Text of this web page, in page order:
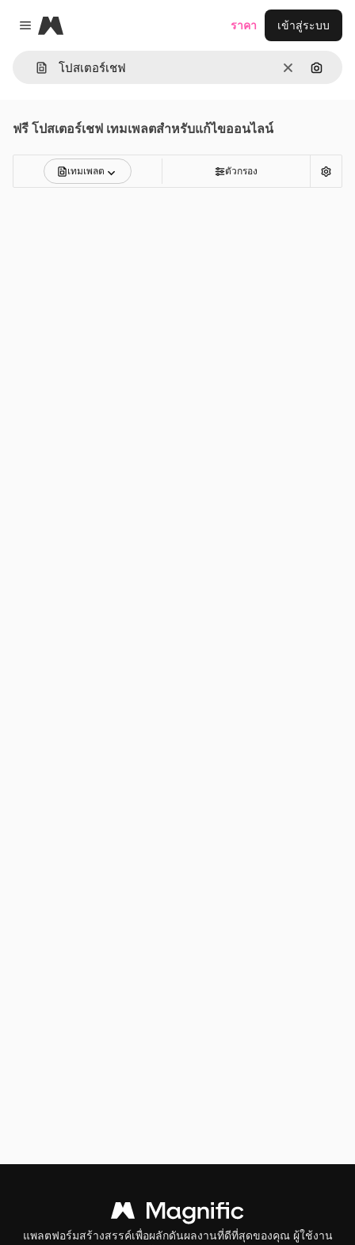
Close menu
Magnific
ชัดเจนค้นหา
ราคา เข้าสู่ระบบ
ฟรีโปสเตอร์เชฟ เทมเพลตสำหรับแก้ไขออนไลน์
เทมเพลต ตัวกรอง
แพลตฟอร์มสร้างสรรค์เพื่อผลักดันผลงานที่ดีที่สุดของคุณ ผู้ใช้งาน